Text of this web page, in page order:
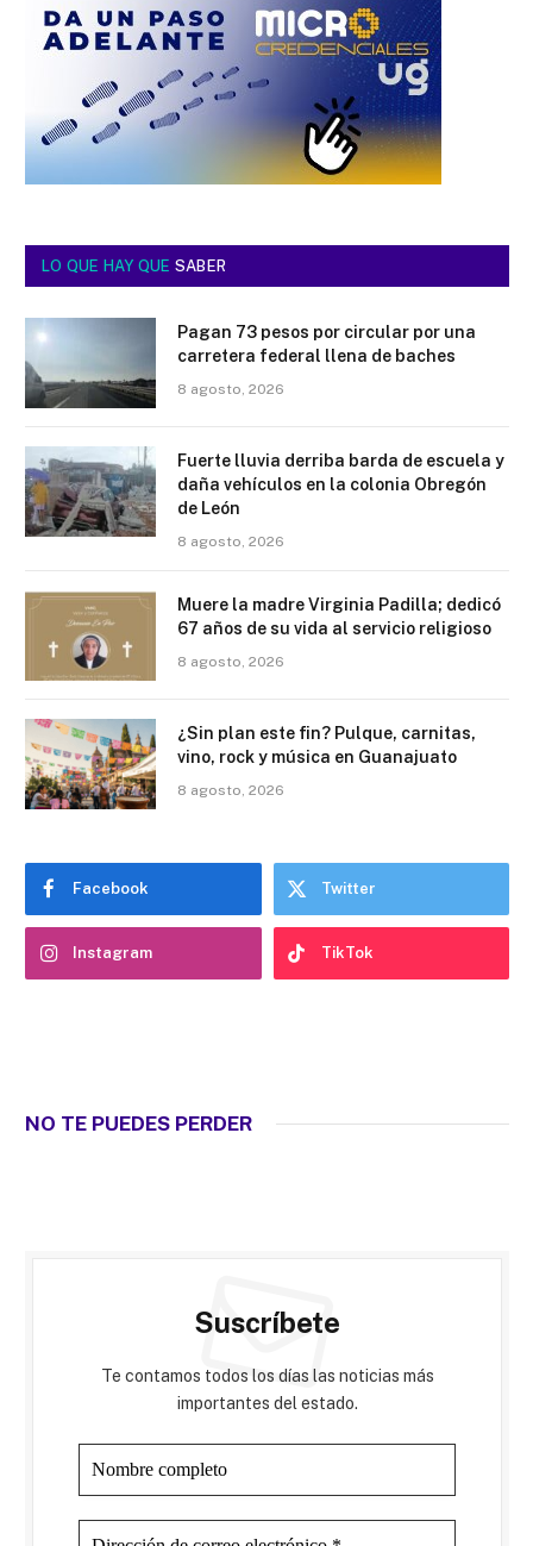
LO QUE HAY QUE SABER
Pagan 73 pesos por circular por una
carretera federal llena de baches
8 agosto, 2026
Fuerte lluvia derriba barda de escuela y
daña vehículos en la colonia Obregón
de León
8 agosto, 2026
Muere la madre Virginia Padilla; dedicó
67 años de su vida al servicio religioso
8 agosto, 2026
¿Sin plan este fin? Pulque, carnitas,
vino, rock y música en Guanajuato
8 agosto, 2026
Facebook Twitter
Instagram TikTok
NO TE PUEDES PERDER
Suscríbete
Te contamos todos los días las noticias más
importantes del estado.